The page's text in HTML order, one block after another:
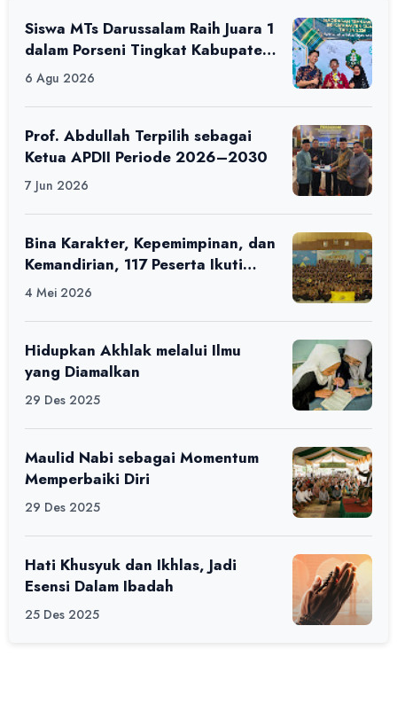
Siswa MTs Darussalam Raih Juara 1
dalam Porseni Tingkat Kabupaten
6 Agu 2026
Prof. Abdullah Terpilih sebagai
Ketua APDII Periode 2026–2030
7 Jun 2026
Bina Karakter, Kepemimpinan, dan
Kemandirian, 117 Peserta Ikuti
Alfaro Camp di MAN 1 Darussalam
4 Mei 2026
Hidupkan Akhlak melalui Ilmu
yang Diamalkan
29 Des 2025
Maulid Nabi sebagai Momentum
Memperbaiki Diri
29 Des 2025
Hati Khusyuk dan Ikhlas, Jadi
Esensi Dalam Ibadah
25 Des 2025